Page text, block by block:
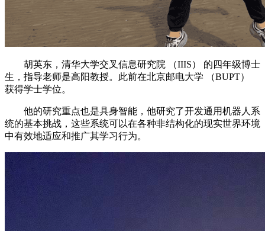
胡英东，清华大学交叉信息研究院 （IIIS） 的四年级博士
生，指导老师是高阳教授。此前在北京邮电大学 （BUPT）
获得学士学位。
他的研究重点也是具身智能，他研究了开发通用机器人系
统的基本挑战，这些系统可以在各种非结构化的现实世界环境
中有效地适应和推广其学习行为。